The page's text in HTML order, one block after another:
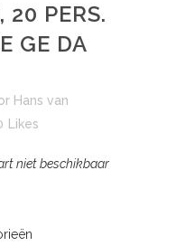
20 PERS.
GE DA
Hans van
Likes
niet beschikbaar